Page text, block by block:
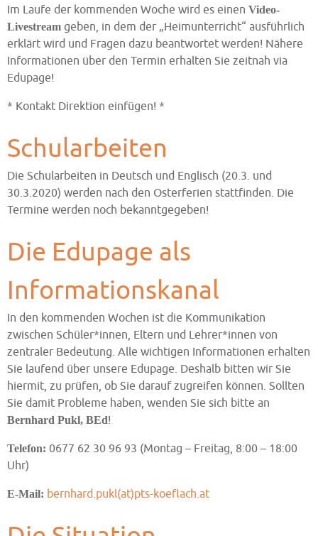
Im Laufe der kommenden Woche wird es einen Video-
Livestream geben, in dem der „Heimunterricht“ ausführlich
erklärt wird und Fragen dazu beantwortet werden! Nähere
Informationen über den Termin erhalten Sie zeitnah via
Edupage!
* Kontakt Direktion einfügen! *
Schularbeiten
Die Schularbeiten in Deutsch und Englisch (20.3. und
30.3.2020) werden nach den Osterferien stattfinden. Die
Termine werden noch bekanntgegeben!
Die Edupage als
Informationskanal
In den kommenden Wochen ist die Kommunikation
zwischen Schüler*innen, Eltern und Lehrer*innen von
zentraler Bedeutung. Alle wichtigen Informationen erhalten
Sie laufend über unsere Edupage. Deshalb bitten wir Sie
hiermit, zu prüfen, ob Sie darauf zugreifen können. Sollten
Sie damit Probleme haben, wenden Sie sich bitte an
Bernhard Pukl, BEd!
Telefon: 0677 62 30 96 93 (Montag – Freitag, 8:00 – 18:00
Uhr)
E-Mail: bernhard.pukl(at)pts-koeflach.at